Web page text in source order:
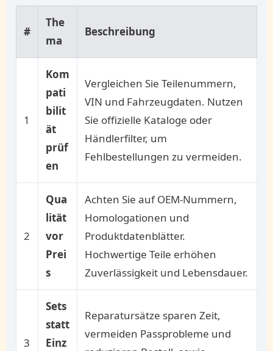
#
The
ma
Beschreibung
1
Kom
pati
bilit
ät
prüf
en
Vergleichen Sie Teilenummern,
VIN und Fahrzeugdaten. Nutzen
Sie offizielle Kataloge oder
Händlerfilter, um
Fehlbestellungen zu vermeiden.
2
Qua
lität
vor
Prei
s
Achten Sie auf OEM-Nummern,
Homologationen und
Produktdatenblätter.
Hochwertige Teile erhöhen
Zuverlässigkeit und Lebensdauer.
3
Sets
statt
Einz
Reparatursätze sparen Zeit,
vermeiden Passprobleme und